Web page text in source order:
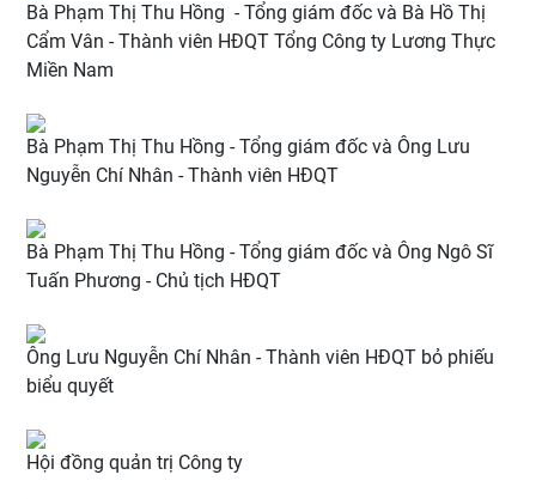
Bà Phạm Thị Thu Hồng - Tổng giám đốc và Bà Hồ Thị
Cẩm Vân - Thành viên HĐQT Tổng Công ty Lương Thực
Miền Nam
Bà Phạm Thị Thu Hồng - Tổng giám đốc và Ông Lưu
Nguyễn Chí Nhân - Thành viên HĐQT
Bà Phạm Thị Thu Hồng - Tổng giám đốc và Ông Ngô Sĩ
Tuấn Phương - Chủ tịch HĐQT
Ông Lưu Nguyễn Chí Nhân - Thành viên HĐQT bỏ phiếu
biểu quyết
Hội đồng quản trị Công ty